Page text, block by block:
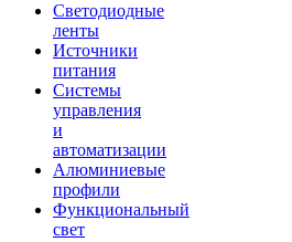
Светодиодные
ленты
Источники
питания
Системы
управления
и
автоматизации
Алюминиевые
профили
Функциональный
свет